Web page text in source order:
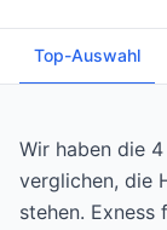
Top-Auswahl
Wir haben die
verglichen, die
stehen.